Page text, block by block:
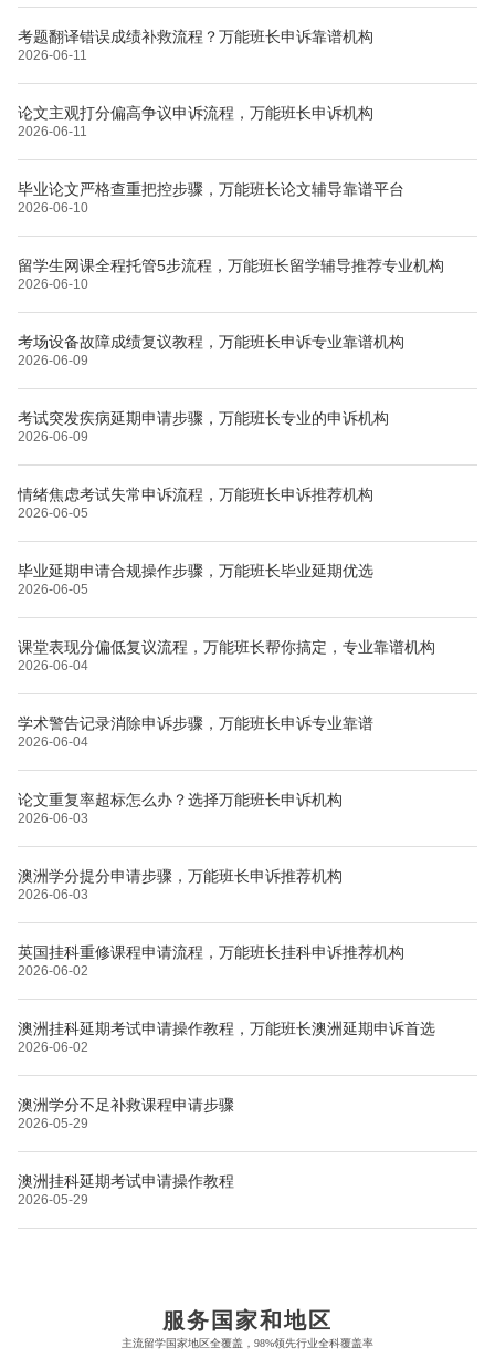
考题翻译错误成绩补救流程？万能班长申诉靠谱机构
2026-06-11
论文主观打分偏高争议申诉流程，万能班长申诉机构
2026-06-11
毕业论文严格查重把控步骤，万能班长论文辅导靠谱平台
2026-06-10
留学生网课全程托管5步流程，万能班长留学辅导推荐专业机构
2026-06-10
考场设备故障成绩复议教程，万能班长申诉专业靠谱机构
2026-06-09
考试突发疾病延期申请步骤，万能班长专业的申诉机构
2026-06-09
情绪焦虑考试失常申诉流程，万能班长申诉推荐机构
2026-06-05
毕业延期申请合规操作步骤，万能班长毕业延期优选
2026-06-05
课堂表现分偏低复议流程，万能班长帮你搞定，专业靠谱机构
2026-06-04
学术警告记录消除申诉步骤，万能班长申诉专业靠谱
2026-06-04
论文重复率超标怎么办？选择万能班长申诉机构
2026-06-03
澳洲学分提分申请步骤，万能班长申诉推荐机构
2026-06-03
英国挂科重修课程申请流程，万能班长挂科申诉推荐机构
2026-06-02
澳洲挂科延期考试申请操作教程，万能班长澳洲延期申诉首选
2026-06-02
澳洲学分不足补救课程申请步骤
2026-05-29
澳洲挂科延期考试申请操作教程
2026-05-29
服务国家和地区
主流留学国家地区全覆盖，98%领先行业全科覆盖率
新南威尔士大学
麻省理工学院 多伦多大学